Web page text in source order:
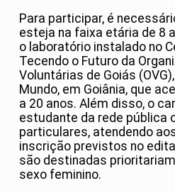
Para participar, é
esteja na faixa etária de 8
o laboratório instalado no
Tecendo o Futuro da
Voluntárias de Goiás
Mundo, em Goiânia, que
a 20 anos. Além disso, o
estudante da rede pública
particulares, atendendo
inscrição previstos no
são destinadas
sexo feminino.